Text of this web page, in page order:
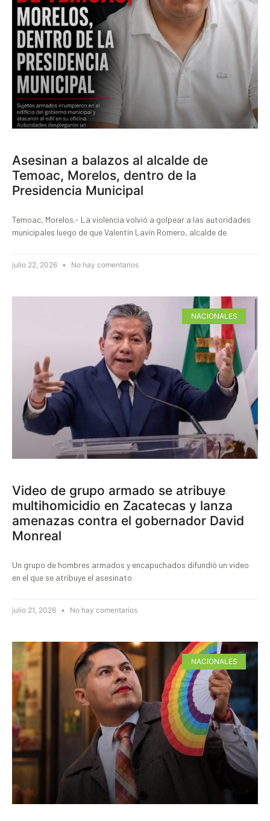
Asesinan a balazos al alcalde de
Temoac, Morelos, dentro de la
Presidencia Municipal
Temoac, Morelos.- La violencia volvió a golpear a las autoridades
municipales luego de que Valentín Lavín Romero, alcalde de
julio 22, 2026 No hay comentarios
NACIONALES
Video de grupo armado se atribuye
multihomicidio en Zacatecas y lanza
amenazas contra el gobernador David
Monreal
Un grupo de hombres armados y encapuchados difundió un video
en el que se atribuye el asesinato
julio 21, 2026 No hay comentarios
NACIONALES